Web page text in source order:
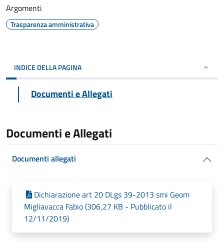
Argomenti
Trasparenza amministrativa
INDICE DELLA PAGINA
Documenti e Allegati
Documenti e Allegati
Documenti allegati
Dichiarazione art 20 DLgs 39-2013 smi Geom
Migliavacca Fabio (306,27 KB - Pubblicato il
12/11/2019)